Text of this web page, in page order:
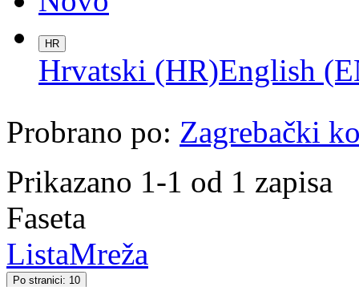
HR
Hrvatski (HR)English
Probrano po: Zagrebački
Prikazano 1-1 od 1 zapisa
Faseta
ListaMreža
Po stranici: 10